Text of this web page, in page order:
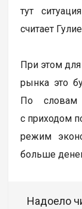
тут
считает
При этом
рынка это
По словам
с приходом
режим
больше
Надоело